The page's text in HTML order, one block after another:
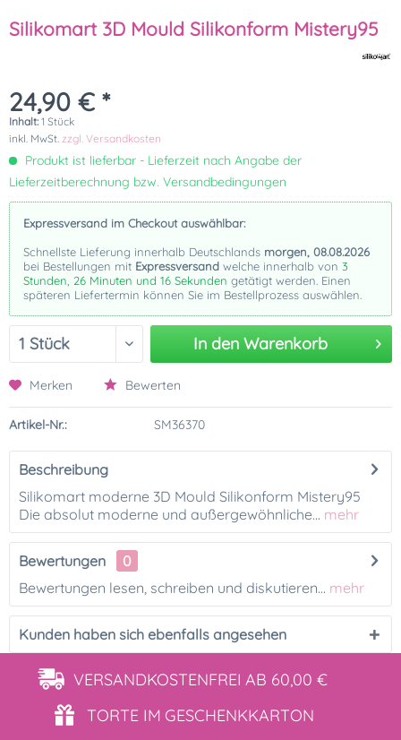
Silikomart 3D Mould Silikonform Mistery95
24,90 € *
Inhalt: 1 Stück
inkl. MwSt. zzgl. Versandkosten
Produkt ist lieferbar - Lieferzeit nach Angabe der
Lieferzeitberechnung bzw. Versandbedingungen
Expressversand im Checkout auswählbar:
Schnellste Lieferung innerhalb Deutschlands morgen, 08.08.2026
bei Bestellungen mit Expressversand welche innerhalb von 3
Stunden, 26 Minuten und 16 Sekunden getätigt werden. Einen
späteren Liefertermin können Sie im Bestellprozess auswählen.
In den Warenkorb
Merken Bewerten
Artikel-Nr.: SM36370
Beschreibung
Silikomart moderne 3D Mould Silikonform Mistery95
Die absolut moderne und außergewöhnliche... mehr
Bewertungen
0
Bewertungen lesen, schreiben und diskutieren... mehr
Kunden haben sich ebenfalls angesehen
VERSANDKOSTENFREI AB 60,00 €
TORTE IM GESCHENKKARTON